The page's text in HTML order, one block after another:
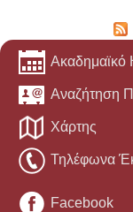
Ακαδημαϊκό
Αναζήτηση
Χάρτης
Τηλέφωνα
Facebook